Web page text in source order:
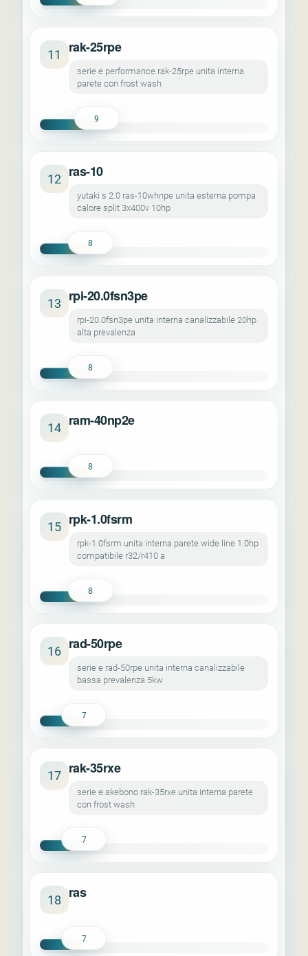
11 rak-25rpe
serie e performance rak-25rpe unita interna
parete con frost wash
9
12 ras-10
yutaki s 2.0 ras-10whnpe unita esterna pompa
calore split 3x400v 10hp
8
13 rpi-20.0fsn3pe
rpi-20.0fsn3pe unita interna canalizzabile 20hp
alta prevalenza
8
14 ram-40np2e
8
15 rpk-1.0fsrm
rpk-1.0fsrm unita interna parete wide line 1.0hp
compatibile r32/r410 a
8
16 rad-50rpe
serie e rad-50rpe unita interna canalizzabile
bassa prevalenza 5kw
7
17 rak-35rxe
serie e akebono rak-35rxe unita interna parete
con frost wash
7
18 ras
7